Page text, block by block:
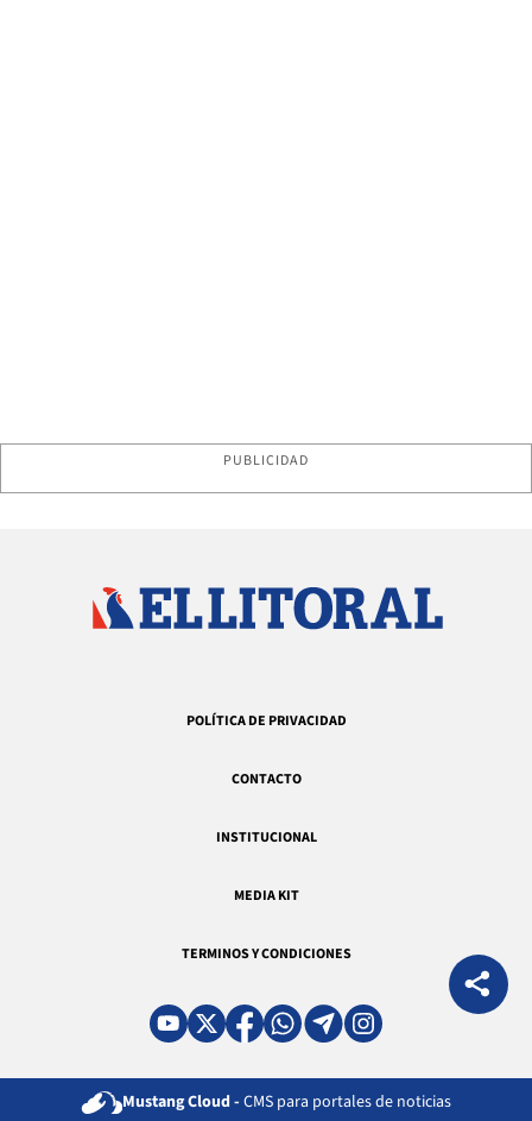
PUBLICIDAD
POLÍTICA DE PRIVACIDAD
CONTACTO
INSTITUCIONAL
MEDIA KIT
TERMINOS Y CONDICIONES
Mustang Cloud - CMS para portales de noticias